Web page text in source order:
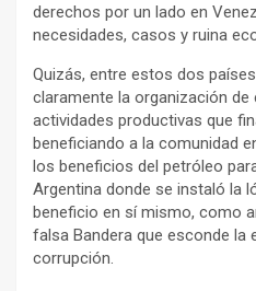
derechos por un lado en
necesidades, casos y ruina
Quizás, entre estos dos
claramente la organización
actividades productivas que
beneficiando a la comunidad
los beneficios del petróleo
Argentina donde se instaló la
beneficio en sí mismo, como
falsa Bandera que esconde la
corrupción.